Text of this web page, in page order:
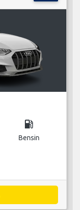
local_gas_station
Bensin